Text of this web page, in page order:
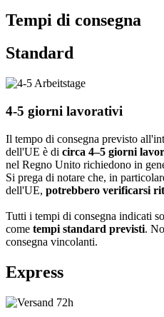
Tempi di consegna
Standard
4-5 giorni lavorativi
Il tempo di consegna previsto
dell'UE è di circa 4–5 giorni
nel Regno Unito richiedono in
Si prega di notare che, in
dell'UE, potrebbero verificarsi
Tutti i tempi di consegna indicati
come tempi standard previsti.
consegna vincolanti.
Express